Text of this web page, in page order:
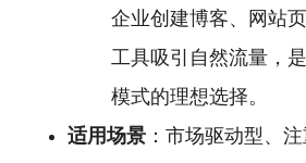
企业创建博客、网站
工具吸引自然流量，
模式的理想选择。
适用场景 ：市场驱动型、